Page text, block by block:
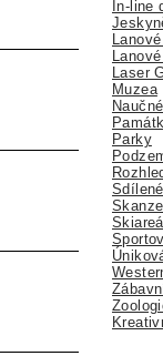
In-line
Laser
Muzea
Parky